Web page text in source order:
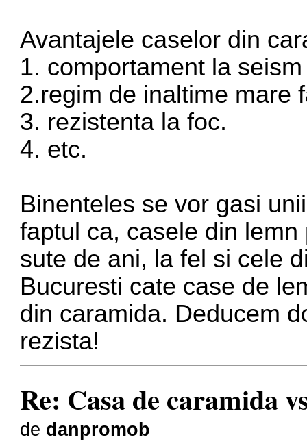
Avantajele caselor din
1. comportament la
2.regim de inaltime mare
3. rezistenta la foc.
4. etc.
Binenteles se vor gasi
faptul ca, casele din
sute de ani, la fel si cele
Bucuresti cate case de
din caramida. Deducem
rezista!
Re: Casa de caramida
de danpromob